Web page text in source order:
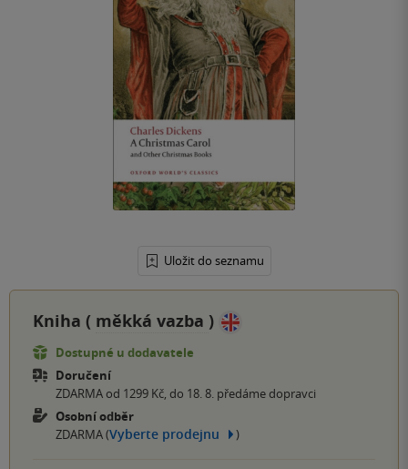
Uložit do seznamu
Kniha ( měkká vazba )
Dostupné u dodavatele
Doručení
ZDARMA od 1299 Kč, do 18. 8. předáme dopravci
Osobní odběr
ZDARMA (Vyberte prodejnu )